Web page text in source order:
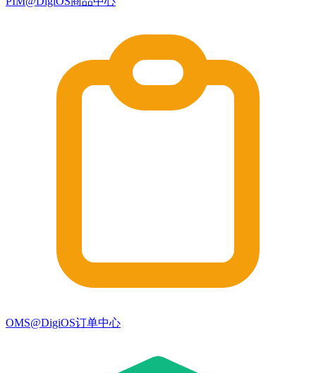
OMS@DigiOS订单中心